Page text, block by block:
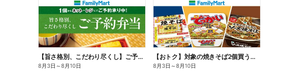
【旨さ格別、こだわり尽くし】ご予約弁当
8月3日 ～8月10日
【おトク】対象の焼きそば2個買うと100円引き!
8月3日 ～8月10日